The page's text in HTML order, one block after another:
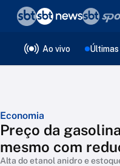
Ao vivo Últimas
Economia
Preço da
mesmo com
Alta do etanol anidro e
❮voltar
Editorias